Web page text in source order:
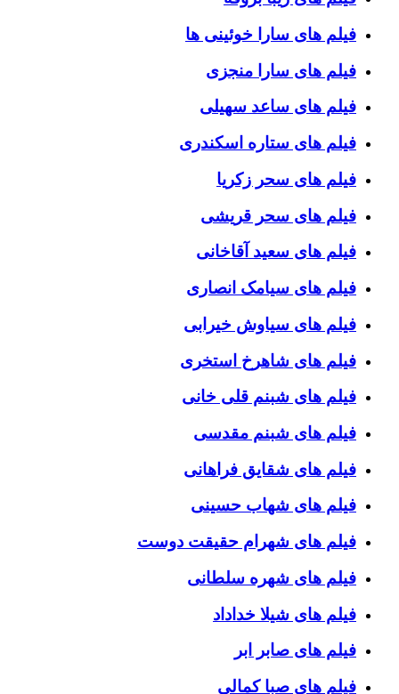
فیلم های سارا خوئینی ها
فیلم های سارا منجزی
فیلم های ساعد سهیلی
فیلم های ستاره اسکندری
فیلم های سحر زکریا
فیلم های سحر قریشی
فیلم های سعید آقاخانی
فیلم های سیامک انصاری
فیلم های سیاوش خیرابی
فیلم های شاهرخ استخری
فیلم های شبنم قلی خانی
فیلم های شبنم مقدسی
فیلم های شقایق فراهانی
فیلم های شهاب حسینی
فیلم های شهرام حقیقت دوست
فیلم های شهره سلطانی
فیلم های شیلا خداداد
فیلم های صابر ابر
فیلم های صبا کمالی